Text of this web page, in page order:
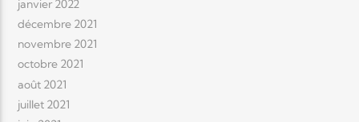
janvier 2022
décembre 2021
novembre 2021
octobre 2021
août 2021
juillet 2021